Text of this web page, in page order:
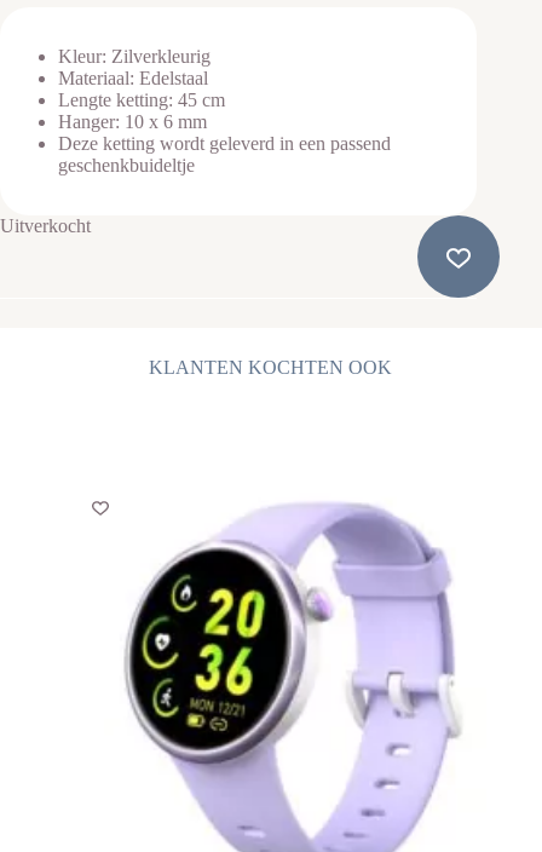
Kleur: Zilverkleurig
Materiaal: Edelstaal
Lengte ketting: 45 cm
Hanger: 10 x 6 mm
Deze ketting wordt geleverd in een passend
geschenkbuideltje
Uitverkocht
KLANTEN KOCHTEN OOK